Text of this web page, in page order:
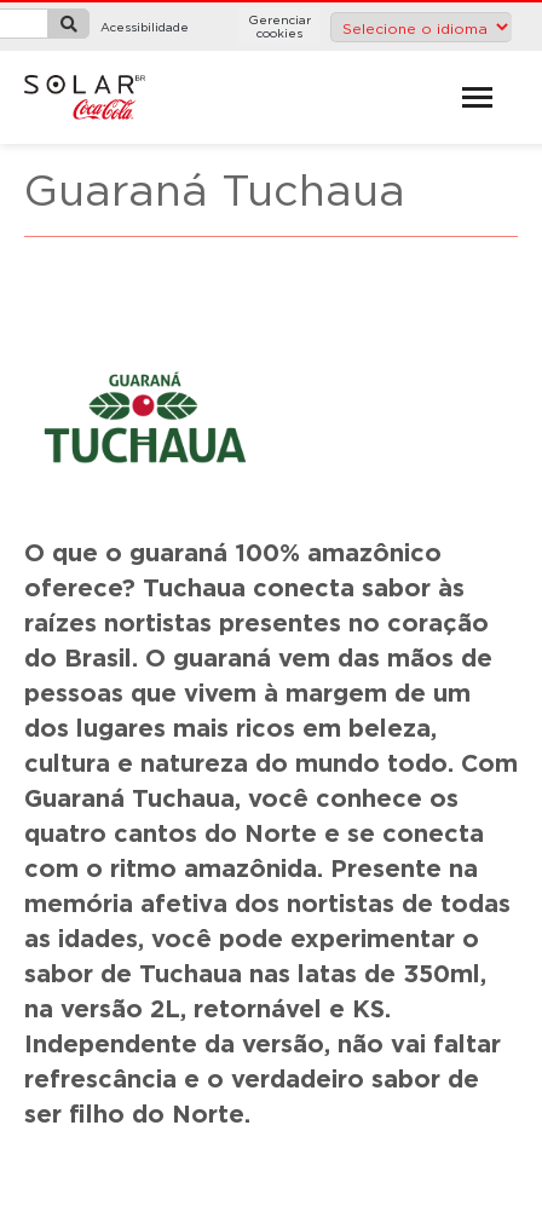
Acessibilidade
Gerenciar
cookies
Guaraná Tuchaua
O que o guaraná 100% amazônico
oferece? Tuchaua conecta sabor às
raízes nortistas presentes no coração
do Brasil. O guaraná vem das mãos de
pessoas que vivem à margem de um
dos lugares mais ricos em beleza,
cultura e natureza do mundo todo. Com
Guaraná Tuchaua, você conhece os
quatro cantos do Norte e se conecta
com o ritmo amazônida. Presente na
memória afetiva dos nortistas de todas
as idades, você pode experimentar o
sabor de Tuchaua nas latas de 350ml,
na versão 2L, retornável e KS.
Independente da versão, não vai faltar
refrescância e o verdadeiro sabor de
ser filho do Norte.